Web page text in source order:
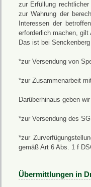
zur Erfüllung
zur Wahrung der
Interessen der
erforderlich machen,
Das ist bei
*zur Versendung von
*zur Zusammenarbeit
Darüberhinaus geben
*zur Versendung des
*zur
gemäß Art 6 Abs. 1 f
Übermittlungen in